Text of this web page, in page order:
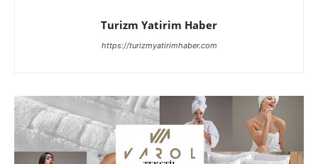
Turizm Yatirim Haber
https://turizmyatirimhaber.com